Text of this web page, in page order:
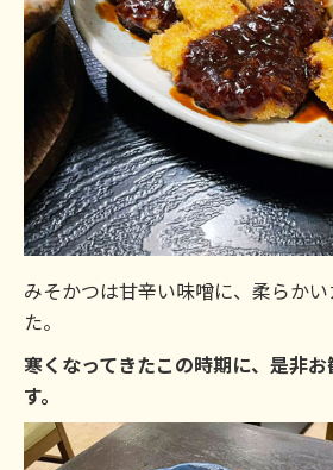
みそかつは甘辛い味噌に、柔らか
た。
寒くなってきたこの時期に、是非
す。